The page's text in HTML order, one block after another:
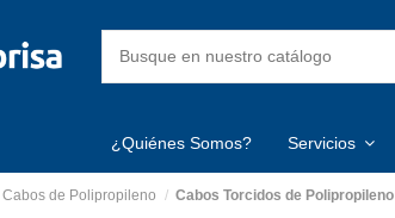
¿Quiénes Somos? Servicios
Cabos de Polipropileno Cabos Torcidos de Polipropileno